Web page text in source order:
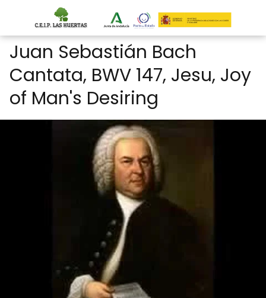
Juan Sebastián Bach
Cantata, BWV 147, Jesu, Joy
of Man's Desiring